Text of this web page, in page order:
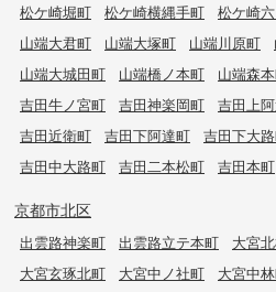
松ケ崎堀町
松ケ崎横縄手町 松ケ崎
山端大君町
山端大塚町 山端川原町
山端大城田町
山端橋ノ本町 山端森
吉田牛ノ宮町
吉田神楽岡町 吉田上
吉田近衛町
吉田下阿達町 吉田下大
吉田中大路町
吉田二本松町 吉田本町
京都市北区
出雲路神楽町 出雲路立テ本町 大宮
大宮玄琢北町
大宮中ノ社町 大宮中